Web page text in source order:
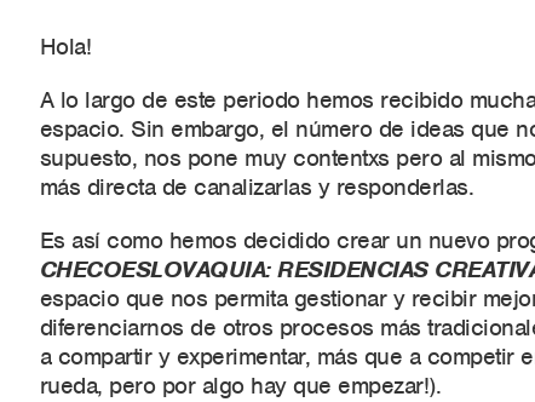
Hola!
A lo largo de este periodo hemos recibido
espacio. Sin embargo, el número de ideas que
supuesto, nos pone muy contentxs pero al
más directa de canalizarlas y responderlas.
Es así como hemos decidido crear un nuevo
CHECOESLOVAQUIA: RESIDENCIAS
espacio que nos permita gestionar y recibir
diferenciarnos de otros procesos más
a compartir y experimentar, más que a competir
rueda, pero por algo hay que empezar!).